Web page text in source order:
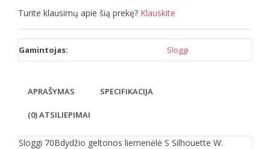
Turite klausimų apie šią prekę? Klauskite
Gamintojas: Sloggi
APRAŠYMAS SPECIFIKACIJA
(0) ATSILIEPIMAI
Sloggi 70Bdydžio geltonos liemenėlė S Silhouette W.